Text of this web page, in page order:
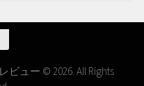
ュー © 2026. All Rights